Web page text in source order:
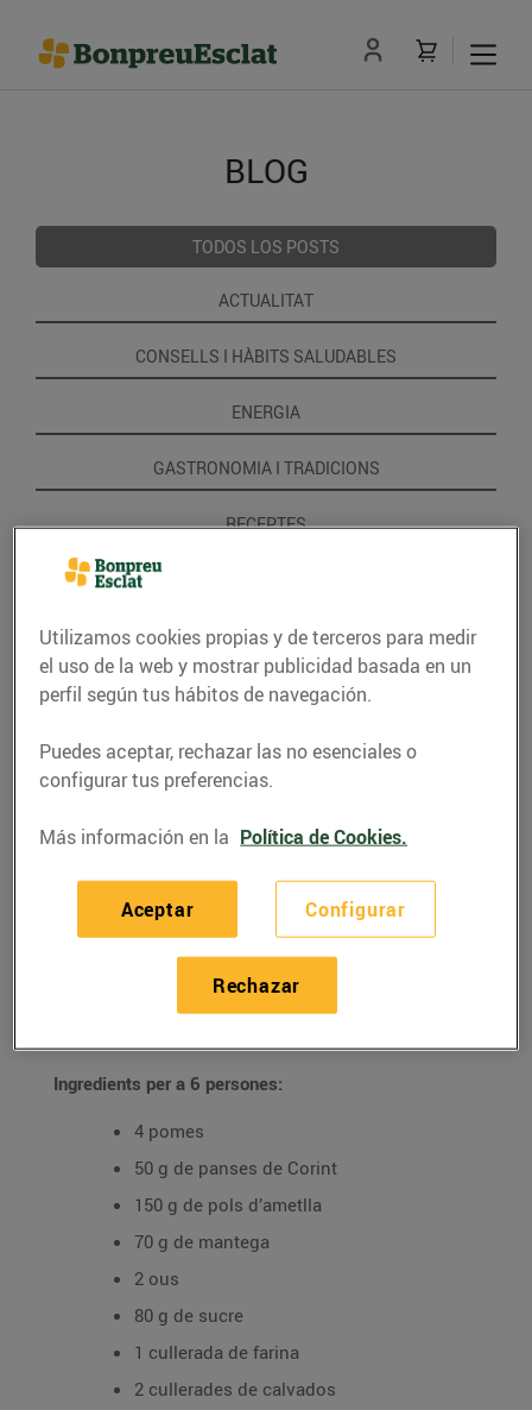
BLOG
TODOS LOS POSTS
ACTUALITAT
CONSELLS I HÀBITS SALUDABLES
ENERGIA
GASTRONOMIA I TRADICIONS
RECEPTES
RECETAS
Coca de poma amb
panses
Ingredients per a 6 persones:
4 pomes
50 g de panses de Corint
150 g de pols d’ametlla
70 g de mantega
2 ous
80 g de sucre
1 cullerada de farina
2 cullerades de calvados
Utilizamos cookies propias y de terceros para medir
el uso de la web y mostrar publicidad basada en un
perfil según tus hábitos de navegación.
Puedes aceptar, rechazar las no esenciales o
configurar tus preferencias.
Más información en la Política de Cookies.
Configurar
Rechazar
Aceptar